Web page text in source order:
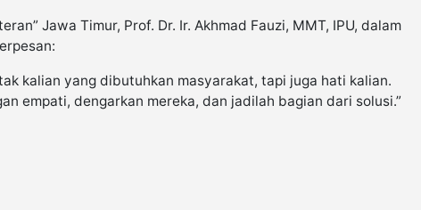
Jawa Timur, Prof. Dr. Ir. Akhmad Fauzi, MMT, IPU, dalam
kalian yang dibutuhkan masyarakat, tapi juga hati kalian.
empati, dengarkan mereka, dan jadilah bagian dari solusi.”